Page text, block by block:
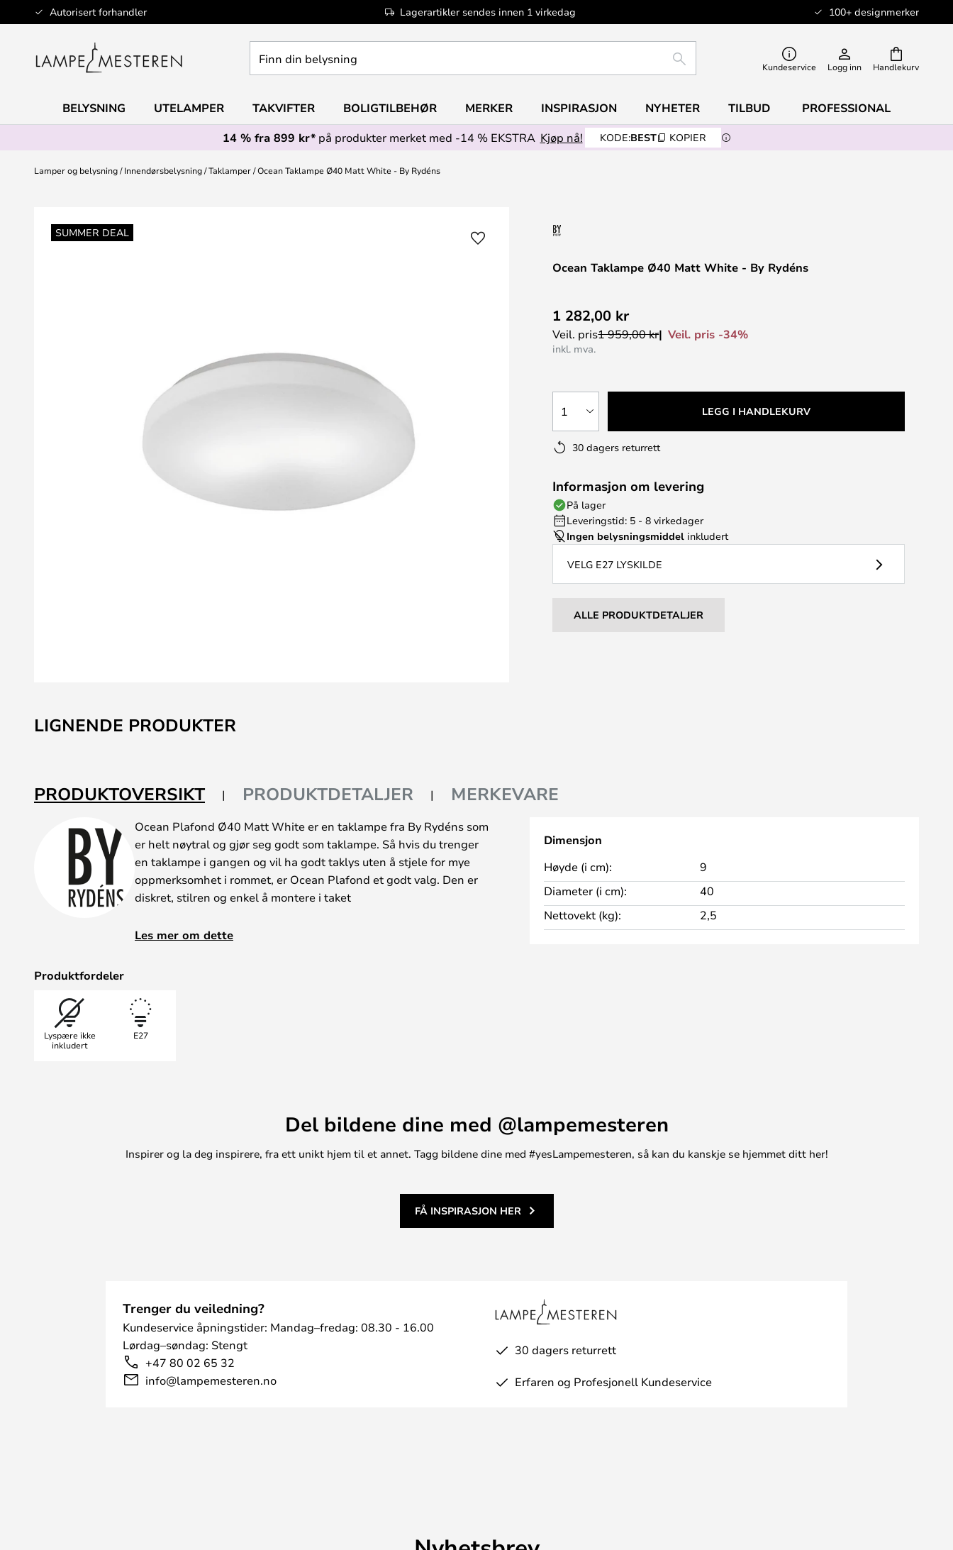
Autorisert forhandler Lagerartikler sendes innen 1 virkedag 100+ designmerker
Hopp
til
Handlekurv
din
SØK Kundeservice Logg inn
BELYSNING UTELAMPER TAKVIFTER BOLIGTILBEHØR MERKER INSPIRASJON NYHETER TILBUD
PROFESSIONAL
14 % fra 899 kr*på produkter merket med -14 % EKSTRA Kjøp nå! KODE:BEST KOPIER
Lamper og belysning Innendørsbelysning Taklamper Ocean Taklampe Ø40 Matt White - By Rydéns
SUMMER DEAL
begynnelsen
Ocean Taklampe Ø40 Matt White - By Rydéns
1 282,00 kr
Veil. pris1 959,00 kr Veil. pris -34%
inkl. mva.
1 LEGG I HANDLEKURV
30 dagers returrett
Informasjon om levering
På lager
Leveringstid: 5 - 8 virkedager
Ingen belysningsmiddel inkludert
VELG E27 LYSKILDE
ALLE PRODUKTDETALJER
LIGNENDE PRODUKTER
PRODUKTOVERSIKT PRODUKTDETALJER MERKEVARE
Ocean Plafond Ø40 Matt White er en taklampe fra By Rydéns som
er helt nøytral og gjør seg godt som taklampe. Så hvis du trenger
en taklampe i gangen og vil ha godt taklys uten å stjele for mye
oppmerksomhet i rommet, er Ocean Plafond et godt valg. Den er
diskret, stilren og enkel å montere i taket
Lampen er laget med en glassplate i hvitt frostet glass. En spesiell
Les mer om dette
Produktfordeler
Lyspære ikke
inkludert
E27
Dimensjon
Høyde (i cm):
9
Diameter (i cm):
40
Nettovekt (kg):
2,5
Del bildene dine med @lampemesteren
Inspirer og la deg inspirere, fra ett unikt hjem til et annet. Tagg bildene dine med #yesLampemesteren, så kan du kanskje se hjemmet ditt her!
FÅ INSPIRASJON HER
Trenger du veiledning?
Kundeservice åpningstider: Mandag–fredag: 08.30 - 16.00
Lørdag–søndag: Stengt
+47 80 02 65 32
info@lampemesteren.no
30 dagers returrett
Erfaren og Profesjonell Kundeservice